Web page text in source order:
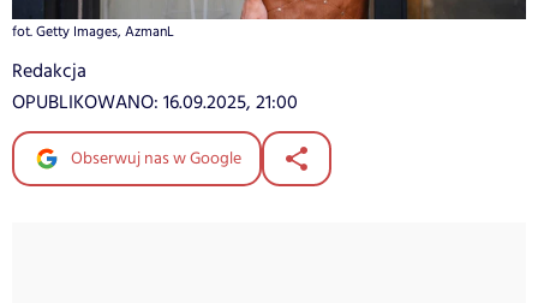
fot. Getty Images, AzmanL
Redakcja
OPUBLIKOWANO: 16.09.2025, 21:00
Obserwuj nas w Google